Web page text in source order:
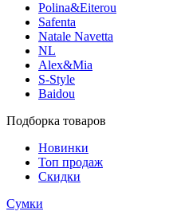
Polina&Eiterou
Safenta
Natale Navetta
NL
Alex&Mia
S-Style
Baidou
Подборка товаров
Новинки
Топ продаж
Скидки
Сумки